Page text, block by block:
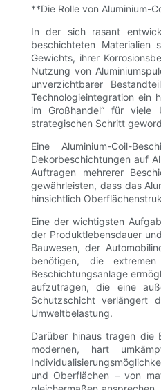
**Die Rolle von Aluminium-
In der sich rasant
beschichteten Materialien
Gewichts, ihrer
Nutzung von
unverzichtbarer
Technologieintegration ein
im Großhandel“ für viele
strategischen Schritt
Eine Aluminium-Coil-
Dekorbeschichtungen auf
Auftragen mehrerer
gewährleisten, dass das
hinsichtlich
Eine der wichtigsten
der Produktlebensdauer
Bauwesen, der
benötigen, die extremen
Beschichtungsanlage
aufzutragen, die eine
Schutzschicht verlängert
Umweltbelastung.
Darüber hinaus tragen die
modernen, hart
und Oberflächen – von